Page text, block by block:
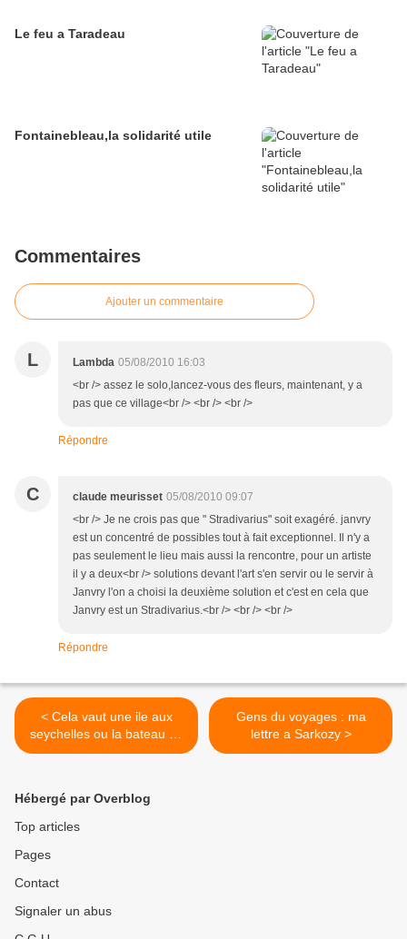
Le feu a Taradeau
Fontainebleau,la solidarité utile
Commentaires
Ajouter un commentaire
L Lambda 05/08/2010 16:03
<br /> assez le solo,lancez-vous des fleurs, maintenant, y a
pas que ce village<br /> <br /> <br />
Répondre
C claude meurisset 05/08/2010 09:07
<br /> Je ne crois pas que " Stradivarius" soit exagéré. janvry
est un concentré de possibles tout à fait exceptionnel. Il n'y a
pas seulement le lieu mais aussi la rencontre, pour un artiste
il y a deux<br /> solutions devant l'art s'en servir ou le servir à
Janvry l'on a choisi la deuxième solution et c'est en cela que
Janvry est un Stradivarius.<br /> <br /> <br />
Répondre
< Cela vaut une ile aux
seychelles ou la bateau de
Bolloré
Gens du voyages : ma
lettre a Sarkozy >
Hébergé par Overblog
Top articles
Pages
Contact
Signaler un abus